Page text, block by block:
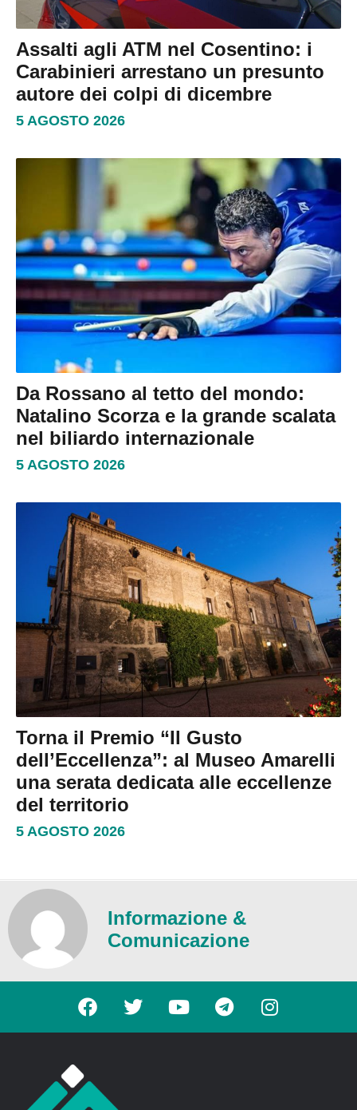
Assalti agli ATM nel Cosentino: i
Carabinieri arrestano un presunto
autore dei colpi di dicembre
5 AGOSTO 2026
Da Rossano al tetto del mondo:
Natalino Scorza e la grande scalata
nel biliardo internazionale
5 AGOSTO 2026
Torna il Premio “Il Gusto
dell’Eccellenza”: al Museo Amarelli
una serata dedicata alle eccellenze
del territorio
5 AGOSTO 2026
Informazione &
Comunicazione